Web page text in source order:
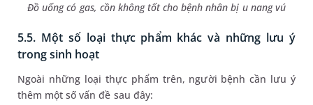
Đồ uống có gas, cồn không tốt cho bệnh nhân bị u nang vú
5.5. Một số loại thực phẩm khác và những lưu ý
trong sinh hoạt
Ngoài những loại thực phẩm trên, người bệnh cần lưu ý
thêm một số vấn đề sau đây: